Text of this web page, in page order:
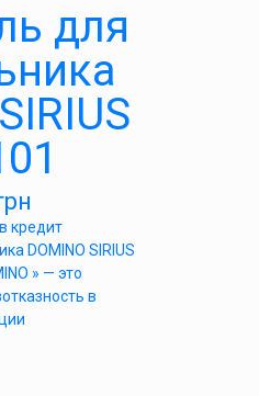
для
кредит
DOMINO SIRIUS
» — это
в